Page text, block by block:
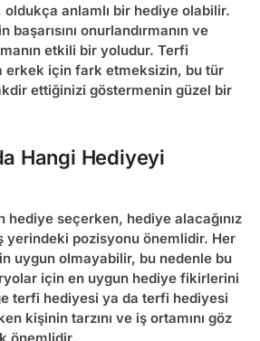
anlamlı bir hediye olabilir.
onurlandırmanın ve
etkili bir yoludur. Terfi
erkek için fark etmeksizin, bu tür
ettiğinizi göstermenin güzel bir
Hangi Hediyeyi
seçerken, hediye alacağınız
yerindeki pozisyonu önemlidir. Her
uygun olmayabilir, bu nedenle bu
için en uygun hediye fikirlerini
terfi hediyesi ya da terfi hediyesi
kişinin tarzını ve iş ortamını göz